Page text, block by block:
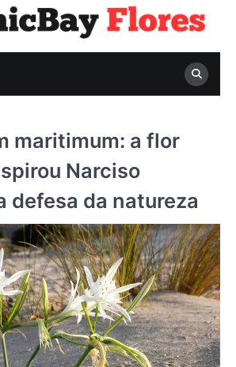
maritimum: a flor
Narciso
defesa da natureza